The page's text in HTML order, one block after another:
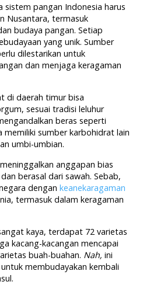
sistem pangan Indonesia harus
Nusantara, termasuk
budaya pangan. Setiap
yang unik. Sumber
dilestarikan untuk
dan menjaga keragaman
di daerah timur bisa
sesuai tradisi leluhur
beras seperti
memiliki sumber karbohidrat lain
umbi-umbian.
anggapan bias
berasal dari sawah. Sebab,
dengankeanekaragaman
termasuk dalam keragaman
kaya, terdapat 72 varietas
kacang-kacangan mencapai
buah-buahan. Nah, ini
membudayakan kembali